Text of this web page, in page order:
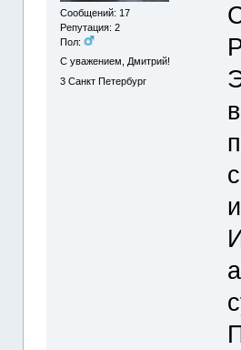
Сообщений: 17
Репутация: 2
Пол:
С уважением, Дмитрий!
3 Санкт Петербург